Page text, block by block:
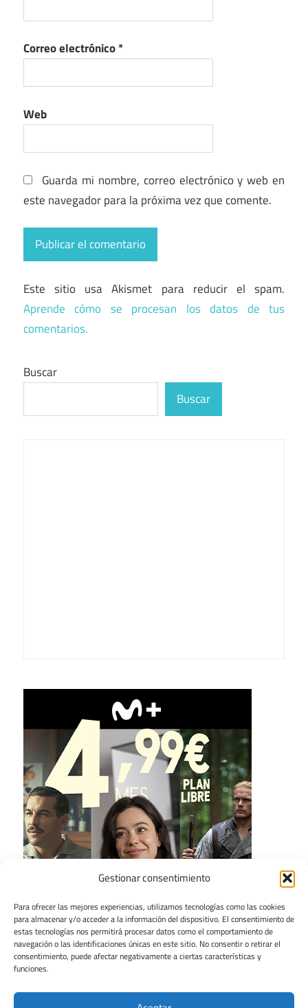
Gestionar consentimiento
Para ofrecer las mejores experiencias, utilizamos tecnologías como las cookies
para almacenar y/o acceder a la información del dispositivo. El consentimiento de
estas tecnologías nos permitirá procesar datos como el comportamiento de
navegación o las identificaciones únicas en este sitio. No consentir o retirar el
consentimiento, puede afectar negativamente a ciertas características y
funciones.
Correo electrónico*
Web
Guarda mi nombre, correo electrónico y web en
este navegador para la próxima vez que comente.
Este sitio usa Akismet para reducir el spam.
Aprende cómo se procesan los datos de tus
comentarios.
Buscar
Buscar